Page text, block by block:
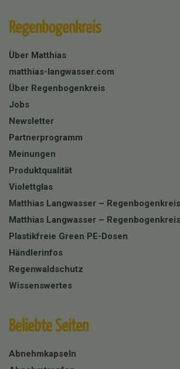
Regenbogenkreis
Über Matthias
matthias-langwasser.com
Über Regenbogenkreis
Jobs
Newsletter
Partnerprogramm
Meinungen
Produktqualität
Violettglas
Matthias Langwasser –
Matthias Langwasser –
Plastikfreie Green PE-Dosen
Händlerinfos
Regenwaldschutz
Wissenswertes
Beliebte Seiten
Abnehmkapseln